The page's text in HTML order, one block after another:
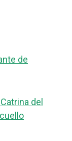
de
del